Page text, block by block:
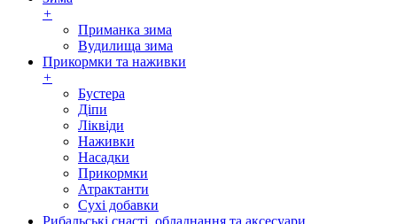
+
Приманка зима
Вудилища зима
Прикормки та наживки
+
Бустера
Діпи
Ліквіди
Наживки
Насадки
Прикормки
Атрактанти
Сухі добавки
Рибальські снасті, обладнання та аксесуари